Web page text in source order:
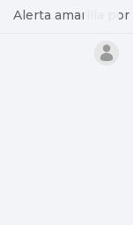
Alerta amarilla por